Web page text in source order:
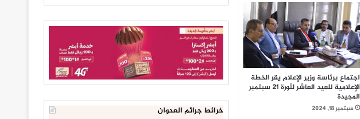
اجتماع برئاسة وزير الإعلام يقر الخطة
الإعلامية للعيد العاشر لثورة 21 سبتمبر
المجيدة
سبتمبر 18, 2024 خرائط جرائم العدوان